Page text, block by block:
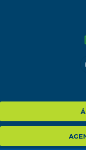
NA
BLOG